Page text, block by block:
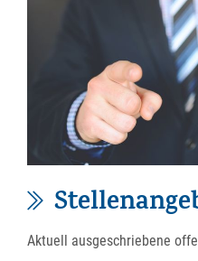
Aktuell ausgeschriebene